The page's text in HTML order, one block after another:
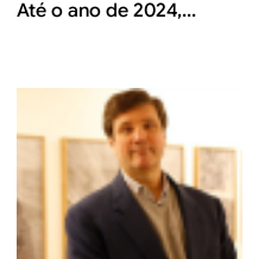
Até o ano de 2024,...